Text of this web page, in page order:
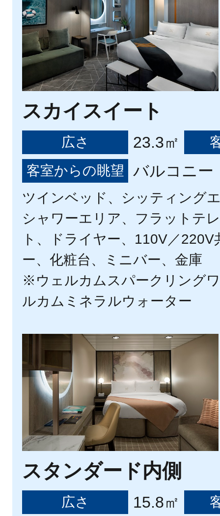
スカイスイート
広さ 23.3㎡
客室からの眺望
バルコニー
ツインベッド、シッティング
シャワーエリア、フラットテ
ト、ドライヤー、110V／
ー、化粧台、ミニバー、金庫
※ウェルカムスパークリング
ルカムミネラルウォーター
スタンダード内側
広さ 15.8㎡